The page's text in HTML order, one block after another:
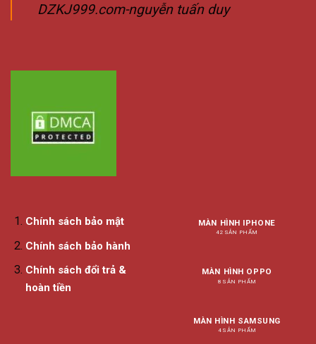
DZKJ999.com-nguyễn tuấn duy
Chính sách bảo mật
Chính sách bảo hành
Chính sách đổi trả &
hoàn tiền
MÀN HÌNH IPHONE
42 SẢN PHẨM
MÀN HÌNH OPPO
8 SẢN PHẨM
MÀN HÌNH SAMSUNG
4 SẢN PHẨM